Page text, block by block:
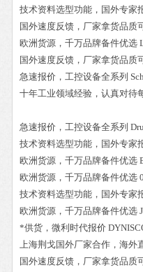
技术资料选型功能，国外专家
国外速度反馈，厂家拿货品质
欧洲货源，千万品牌备件优选
国外速度反馈，厂家拿货品质
急速报价，工控设备全系列
十年工业领域经验，认真对待
急速报价，工控设备全系列
技术资料选型功能，国外专家
欧洲货源，千万品牌备件优选
欧洲货源，千万品牌备件优选
技术资料选型功能，国外专家
欧洲货源，千万品牌备件优选
*供货，微利时代报价
上海荆戈国外厂家合作，海外
国外速度反馈，厂家拿货品质